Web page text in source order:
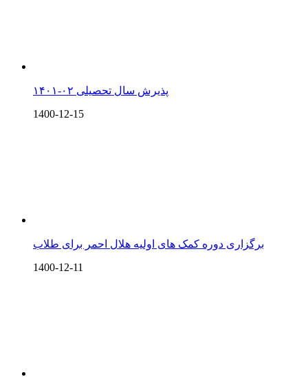
پذیرش سال تحصیلی ۰۲-۱۴۰۱
1400-12-15
برگزاری دوره کمک های اولیه هلال احمر برای طلاب
1400-12-11